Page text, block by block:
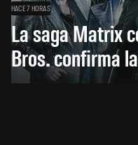
HACE 7 HORAS
La saga Matrix
Bros. confirma